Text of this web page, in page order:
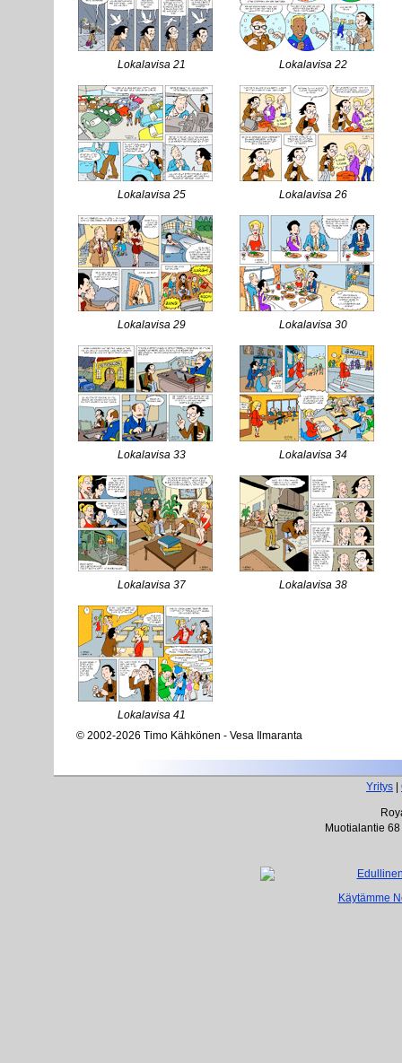
Lokalavisa 21 Lokalavisa 22
Lokalavisa 25 Lokalavisa 26
Lokalavisa 29 Lokalavisa 30
Lokalavisa 33 Lokalavisa 34
Lokalavisa 37 Lokalavisa 38
Lokalavisa 41
© 2002-2026 Timo Kähkönen - Vesa Ilmaranta
Yritys
Muotialantie
Käytämme